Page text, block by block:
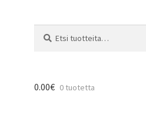
0.00€ 0 tuotetta